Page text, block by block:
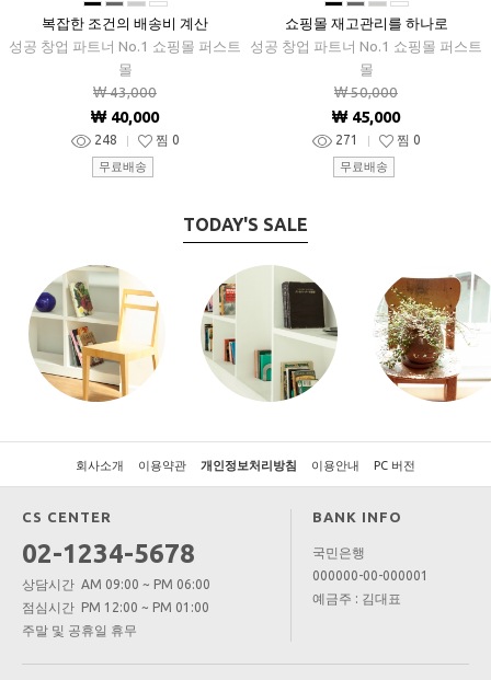
■ ■ ■ ■
복잡한 조건의 배송비 계산
성공 창업 파트너 No.1 쇼핑몰 퍼스트
몰
₩ 43,000
₩ 40,000
248 찜 0
무료배송
■ ■ ■ ■
쇼핑몰 재고관리를 하나로
성공 창업 파트너 No.1 쇼핑몰 퍼스트
몰
₩ 50,000
₩ 45,000
271 찜 0
무료배송
TODAY'S SALE
회사소개 이용약관 개인정보처리방침 이용안내 PC 버전
CS CENTER
02-1234-5678
상담시간 AM 09:00 ~ PM 06:00
점심시간 PM 12:00 ~ PM 01:00
주말 및 공휴일 휴무
BANK INFO
국민은행
000000-00-000001
예금주 : 김대표